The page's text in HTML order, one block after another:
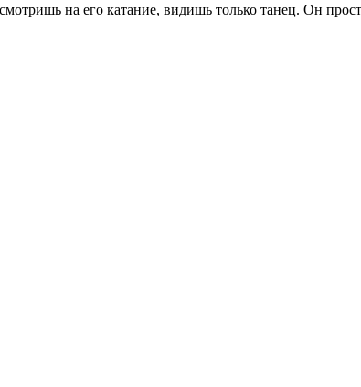
на его катание, видишь только танец. Он